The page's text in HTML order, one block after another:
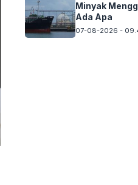
Minyak
Ada Apa
07-08-2026 -